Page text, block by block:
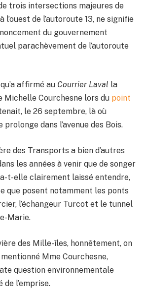
trois intersections majeures de
l’ouest de l’autoroute 13, ne signifie
du gouvernement
parachèvement de l’autoroute
affirmé au Courrier Laval la
Michelle Courchesne lors du point
le 26 septembre, là où
prolonge dans l’avenue des Bois.
des Transports a bien d’autres
les années à venir que de songer
t-elle clairement laissé entendre,
que posent notamment les ponts
l’échangeur Turcot et le tunnel
Marie.
des Mille-îles, honnêtement, on
mentionné Mme Courchesne,
question environnementale
l’emprise.